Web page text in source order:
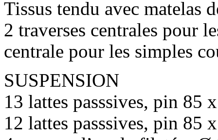
Tissus tendu avec matelas
2 traverses centrales pour
centrale pour les simples
SUSPENSION
13 lattes passsives, pin 85
12 lattes passsives, pin 85